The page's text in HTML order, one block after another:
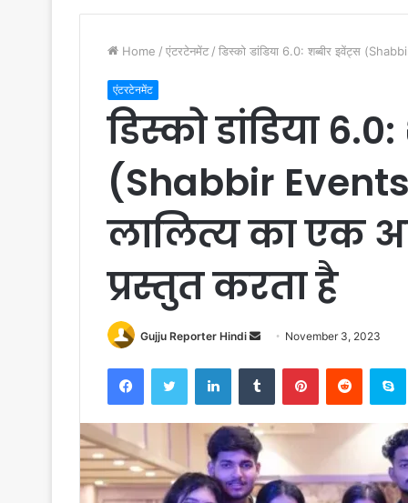
Home / एंटरटेनमेंट / डिस्को डांडिया 6.0: शब्बीर इवेंट्स
एंटरटेनमेंट
डिस्को डांडिया
(Shabbir
लालित्य का एक
प्रस्तुत करता है
Gujju Reporter Hindi
d
a
n
e
m
November 3, 2023